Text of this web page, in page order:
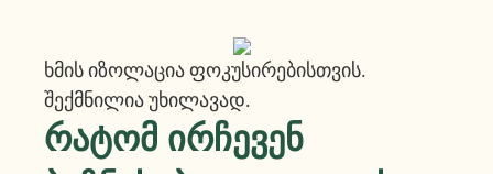
Ხმის Იზოლაცია Ფოკუსირებისთვის.
Შექმნილია Უხილავად.
Რატომ Ირჩევენ